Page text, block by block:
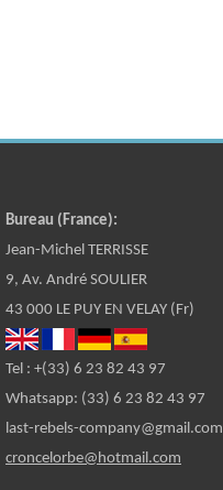
Bureau (France):
Jean-Michel TERRISSE
9, Av. André SOULIER
43 000 LE PUY EN VELAY (Fr)
Tel : +(33) 6 23 82 43 97
Whatsapp: (33) 6 23 82 43 97
last-rebels-company@gmail.com
croncelorbe@hotmail.com